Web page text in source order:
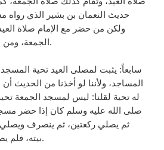
حديث النعمان بن بشير الذي
ولكن من حضر مع الإمام صلاة
الجمعة، ومن شاء فليصل ظهراً.
المساجد، ولأننا لو أخذنا من الحديث
له تحية لقلنا: ليس لمسجد الجمعة
صلى الله عليه وسلم كان إذا حضر
ثم يصلي ركعتين، ثم ينصرف ويصلي
بيته، فلم يصل قبلها ولا بعدها.